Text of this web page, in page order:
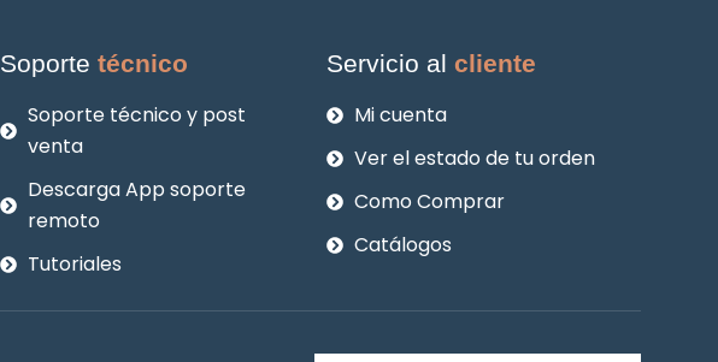
Soportetécnico
Soporte técnico y post
venta
Descarga App soporte
remoto
Tutoriales
Servicio alcliente
Mi cuenta
Ver el estado de tu orden
Como Comprar
Catálogos